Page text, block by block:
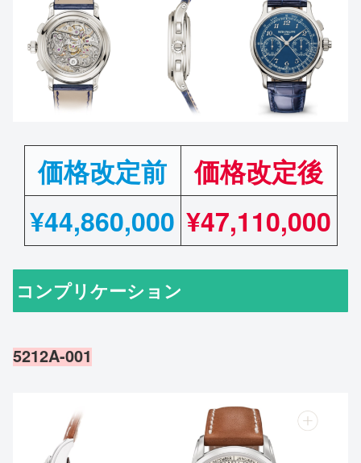
価格改定前
価格改定後
¥44,860,000 ¥47,110,000
コンプリケーション
5212A-001